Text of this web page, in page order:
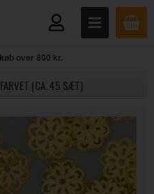
over 800 kr.
(CA. 45 SÆT)